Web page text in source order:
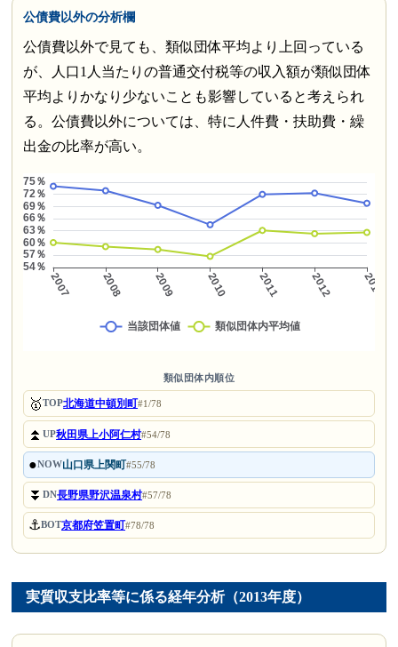
公債費以外の分析欄
公債費以外で見ても、類似団体平均より上回っている
が、人口1人当たりの普通交付税等の収入額が類似団体
平均よりかなり少ないことも影響していると考えられ
る。公債費以外については、特に人件費・扶助費・繰
出金の比率が高い。
類似団体内順位
🥇TOP北海道中頓別町#1/78
⏫UP秋田県上小阿仁村#54/78
●NOW山口県上関町#55/78
⏬DN長野県野沢温泉村#57/78
⚓BOT京都府笠置町#78/78
実質収支比率等に係る経年分析（2013年度）